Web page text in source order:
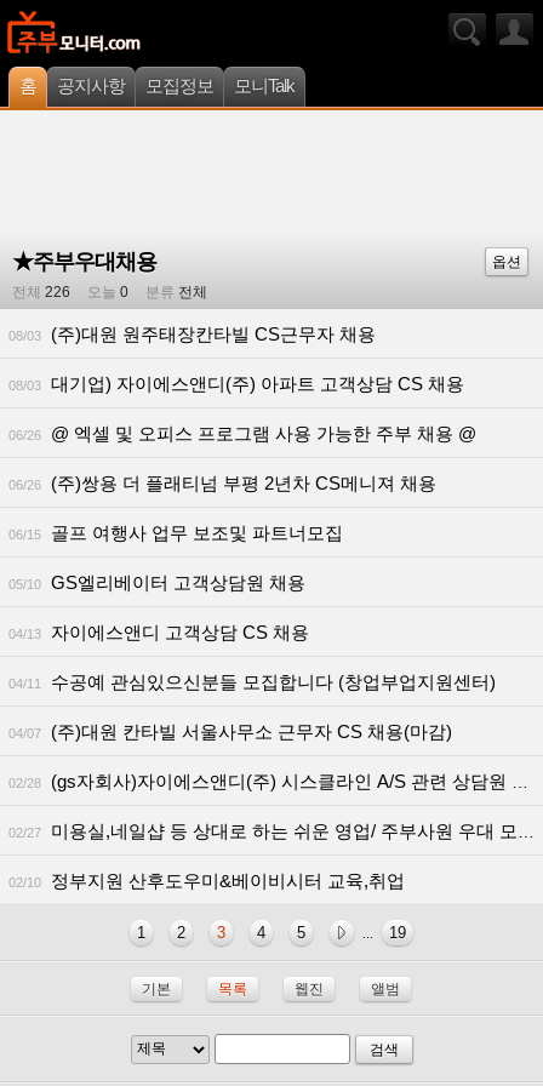
홈 공지사항 모집정보 모니Talk
★주부우대채용
옵션
전체 226 오늘 0 분류 전체
08/03 (주)대원 원주태장칸타빌 CS근무자 채용
08/03 대기업) 자이에스앤디(주) 아파트 고객상담 CS 채용
06/26 @ 엑셀 및 오피스 프로그램 사용 가능한 주부 채용 @
06/26 (주)쌍용 더 플래티넘 부평 2년차 CS메니져 채용
06/15 골프 여행사 업무 보조및 파트너모집
05/10 GS엘리베이터 고객상담원 채용
04/13 자이에스앤디 고객상담 CS 채용
04/11 수공예 관심있으신분들 모집합니다 (창업부업지원센터)
04/07 (주)대원 칸타빌 서울사무소 근무자 CS 채용(마감)
02/28 (gs자회사)자이에스앤디(주) 시스클라인 A/S 관련 상담원 채용
02/27 미용실,네일샵 등 상대로 하는 쉬운 영업/ 주부사원 우대 모집!!
02/10 정부지원 산후도우미&베이비시터 교육,취업
1 2 3 4 5 ... 19
기본 목록 웹진 앨범
검색